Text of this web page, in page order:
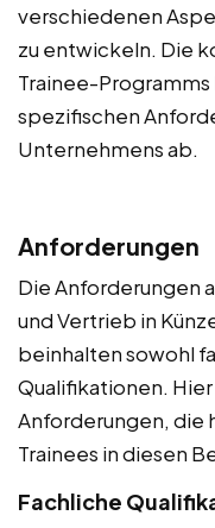
verschiedenen
zu entwickeln. Die
Trainee-
spezifischen
Unternehmens ab.
Anforderungen
Die Anforderungen
und Vertrieb in
beinhalten sowohl
Qualifikationen.
Anforderungen, die
Trainees in diesen
Fachliche